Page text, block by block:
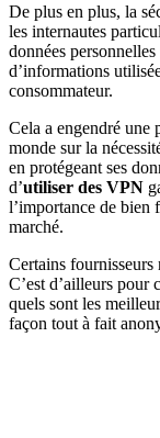
De plus en plus, la
les internautes
données
d’informations
consommateur.
Cela a engendré une
monde sur la
en protégeant ses
d’utiliser des VPN
l’importance de bien
marché.
Certains fournisseurs
C’est d’ailleurs pour
quels sont les
façon tout à fait